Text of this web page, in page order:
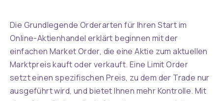
Die Grundlegende Orderarten für Ihren Start im
Online-Aktienhandel erklärt beginnen mit der
einfachen Market Order, die eine Aktie zum aktuellen
Marktpreis kauft oder verkauft. Eine Limit Order
setzt einen spezifischen Preis, zu dem der Trade nur
ausgeführt wird, und bietet Ihnen mehr Kontrolle. Mit